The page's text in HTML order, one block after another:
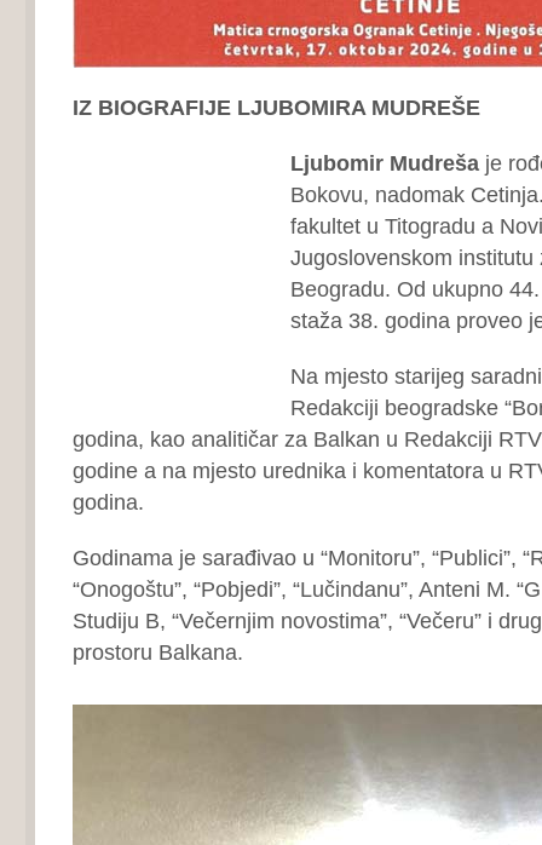
IZ BIOGRAFIJE LJUBOMIRA MUDREŠE
Ljubomir Mudrešaje
Bokovu, nadomak
fakultet u Titogradu a
Jugoslovenskom institutu
Beogradu. Od ukupno
staža 38. godina proveo
Na mjesto starijeg
Redakciji beogradske
godina, kao analitičar za Balkan u Redakciji
godine a na mjesto urednika i komentatora u
godina.
Godinama je sarađivao u “Monitoru”, “Publici”,
“Onogoštu”, “Pobjedi”, “Lučindanu”, Anteni M.
Studiju B, “Večernjim novostima”, “Večeru” i
prostoru Balkana.